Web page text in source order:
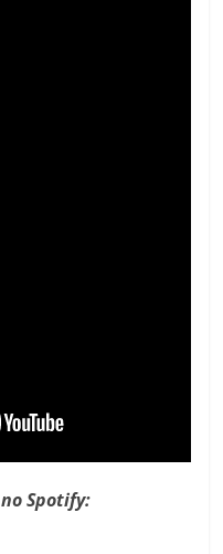
Spotify: